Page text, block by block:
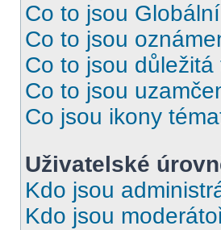
Co to jsou
Co to jsou
Co to jsou důležitá
Co to jsou
Co jsou ikony
Uživatelské
Kdo jsou
Kdo jsou